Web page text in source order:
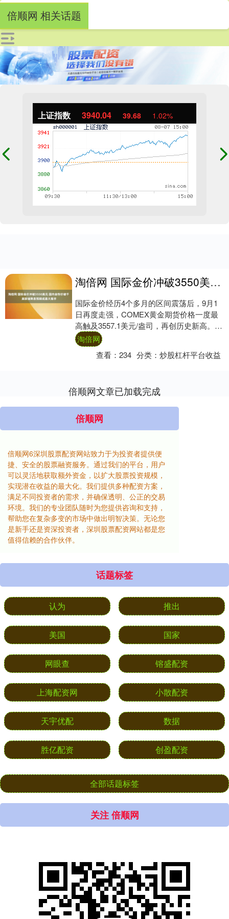
上证指数 3940.04 39.68 1.02%
倍顺网 相关话题
淘倍网 国际金价冲破3550美元 国内金饰价破千 美联储降息预期成最大推手
国际金价经历4个多月的区间震荡后，9月1
日再度走强，COMEX黄金期货价格一度最
高触及3557.1美元/盎司，再创历史新高。
COMEX白银价格一度触及41.64....
淘倍网
查看：234 分类：炒股杠杆平台收益
倍顺网文章已加载完成
倍顺网
倍顺网6深圳股票配资网站致力于为投资者提供便
捷、安全的股票融资服务。通过我们的平台，用户
可以灵活地获取额外资金，以扩大股票投资规模，
实现潜在收益的最大化。我们提供多种配资方案，
满足不同投资者的需求，并确保透明、公正的交易
环境。我们的专业团队随时为您提供咨询和支持，
帮助您在复杂多变的市场中做出明智决策。无论您
是新手还是资深投资者，深圳股票配资网站都是您
值得信赖的合作伙伴。
话题标签
认为 推出
美国 国家
网眼查 镕盛配资
上海配资网 小散配资
天宇优配 数据
胜亿配资 创盈配资
全部话题标签
关注 倍顺网